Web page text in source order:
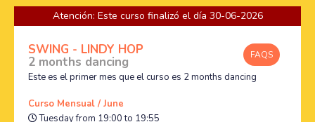
Atención: Este curso finalizó el día 30-06-2026
FAQS
SWING - LINDY HOP
2 months dancing
Este es el primer mes que el curso es 2 months dancing
Curso Mensual / June
Tuesday from 19:00 to 19:55